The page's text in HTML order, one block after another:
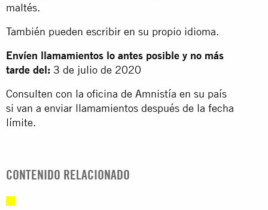
maltés.
También pueden escribir en su propio idioma.
Envíen llamamientos lo antes posible y no más
tarde del: 3 de julio de 2020
Consulten con la oficina de Amnistía en su país
si van a enviar llamamientos después de la fecha
límite.
CONTENIDO RELACIONADO